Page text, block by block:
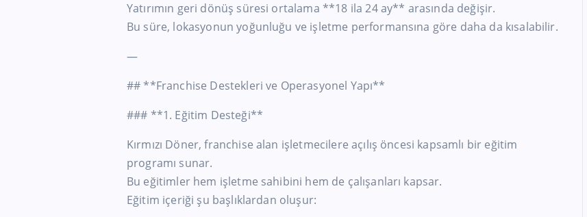
Yatırımın geri dönüş süresi ortalama **18 ila 24 ay** arasında değişir.
Bu süre, lokasyonun yoğunluğu ve işletme performansına göre daha da kısalabilir.
—
## **Franchise Destekleri ve Operasyonel Yapı**
### **1. Eğitim Desteği**
Kırmızı Döner, franchise alan işletmecilere açılış öncesi kapsamlı bir eğitim
programı sunar.
Bu eğitimler hem işletme sahibini hem de çalışanları kapsar.
Eğitim içeriği şu başlıklardan oluşur: